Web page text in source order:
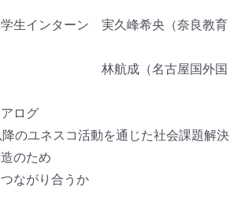
生インターン 実久峰希央（奈良教育
成（名古屋国外国
ログ
のユネスコ活動を通じた社会課題解決
のため
ながり合うか